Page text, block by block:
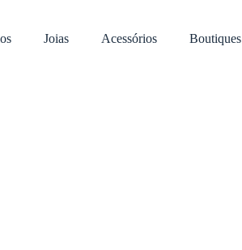
Joias Acessórios Boutiques